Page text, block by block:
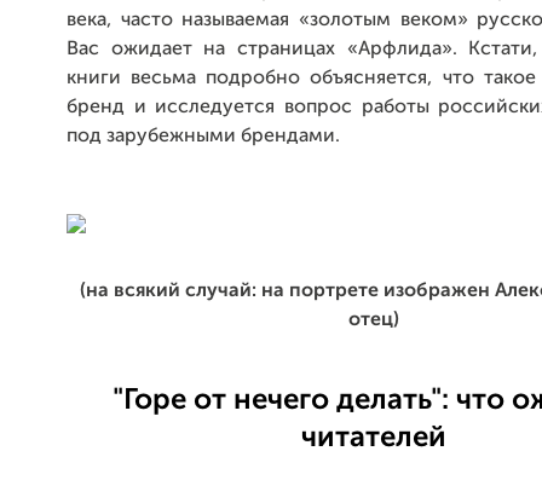
века, часто называемая «золотым веком»
Вас ожидает на страницах «Арфлида».
книги весьма подробно объясняется, что
бренд и исследуется вопрос работы
под зарубежными брендами.
(на всякий случай: на портрете изображен
отец)
"Горе от нечего делать": что
читателей